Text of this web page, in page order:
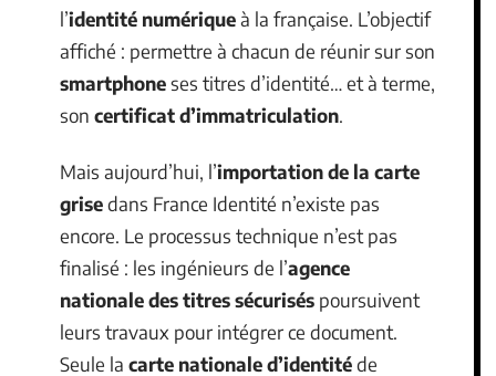
l’identité numériqueà la française. L’objectif
affiché : permettre à chacun de réunir sur son
smartphoneses titres d’identité… et à terme,
son certificat d’immatriculation.
Mais aujourd’hui, l’importation de la carte
grisedans France Identité n’existe pas
encore. Le processus technique n’est pas
finalisé : les ingénieurs de l’agence
nationale des titres sécurisés poursuivent
leurs travaux pour intégrer ce document.
Seule la carte nationale d’identitéde